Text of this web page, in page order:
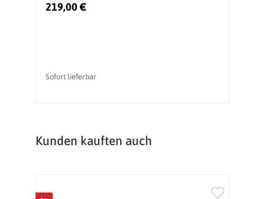
219,00 €
Sofort lieferbar
Produktgalerie überspringen
Kunden kauften auch